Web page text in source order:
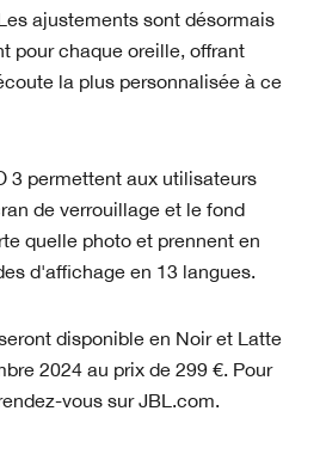
ajustements sont désormais
pour chaque oreille, offrant
la plus personnalisée à ce
3 permettent aux utilisateurs
de verrouillage et le fond
quelle photo et prennent en
d'affichage en 13 langues.
disponible en Noir et Latte
2024 au prix de 299 €. Pour
vous sur JBL.com.